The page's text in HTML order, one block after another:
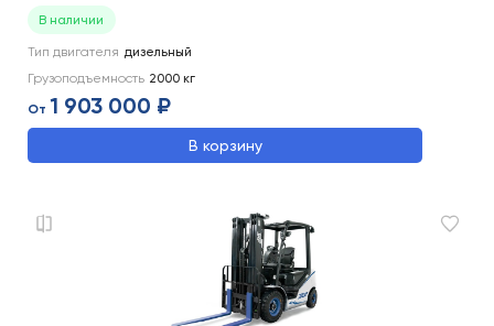
В наличии
Тип двигателя дизельный
Грузоподъемность 2000 кг
От 1 903 000 ₽
В корзину